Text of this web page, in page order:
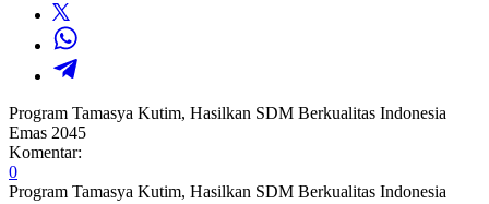
Program Tamasya Kutim, Hasilkan SDM Berkualitas Indonesia
Emas 2045
Komentar:
0
Program Tamasya Kutim, Hasilkan SDM Berkualitas Indonesia